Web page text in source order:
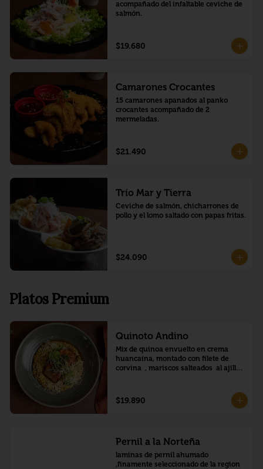
acompañado del infaltable ceviche de
salmón.
$19.680
Camarones Crocantes
15 camarones apanados al panko
crocantes acompañado de 2
mermeladas.
$21.490
Trío Mar y Tierra
Ceviche de salmón, chicharrones de
pollo y el lomo saltado con papas fritas.
$24.090
Platos Premium
Quinoto Andino
Mix de quinoa envuelto en crema
huancaína, montado con filete de
corvina  , mariscos salteados  al ajillo
$19.890
Pernil a la Norteña
laminas de pernil ahumado
,finamente seleccionado de la region